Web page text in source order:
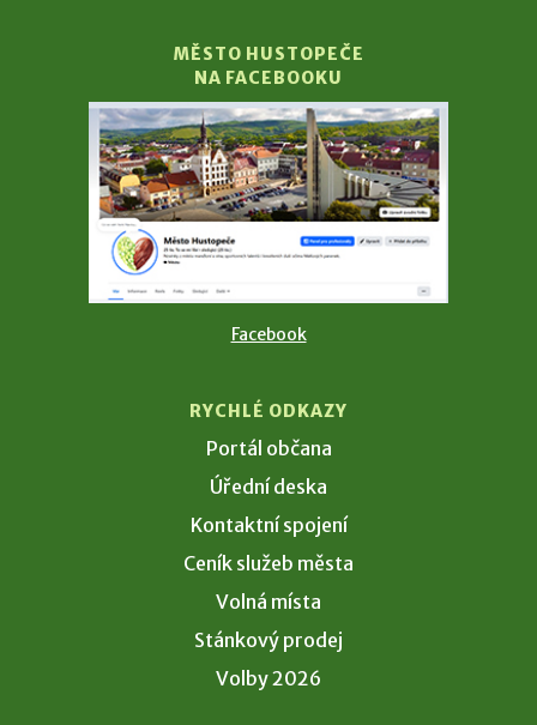
MĚSTO HUSTOPEČE
NA FACEBOOKU
Facebook
RYCHLÉ ODKAZY
Portál občana
Úřední deska
Kontaktní spojení
Ceník služeb města
Volná místa
Stánkový prodej
Volby 2026